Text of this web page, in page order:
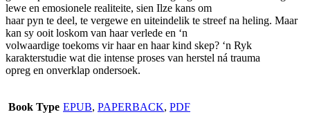
lewe en emosionele realiteite, sien Ilze kans om
haar pyn te deel, te vergewe en uiteindelik te streef na heling. Maar
kan sy ooit loskom van haar verlede en ‘n
volwaardige toekoms vir haar en haar kind skep? ‘n Ryk
karakterstudie wat die intense proses van herstel ná trauma
opreg en onverklap ondersoek.
Book Type EPUB, PAPERBACK, PDF